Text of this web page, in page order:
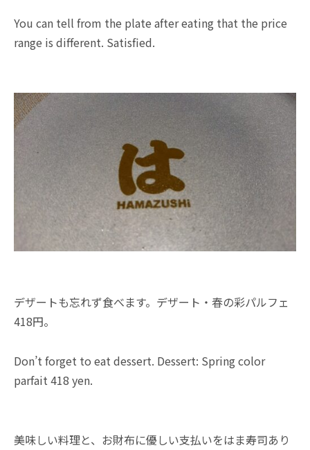
You can tell from the plate after eating that the price
range is different. Satisfied.
デザートも忘れず食べます。デザート・春の彩パルフェ
418円。
Don’t forget to eat dessert. Dessert: Spring color
parfait 418 yen.
美味しい料理と、お財布に優しい支払いをはま寿司あり